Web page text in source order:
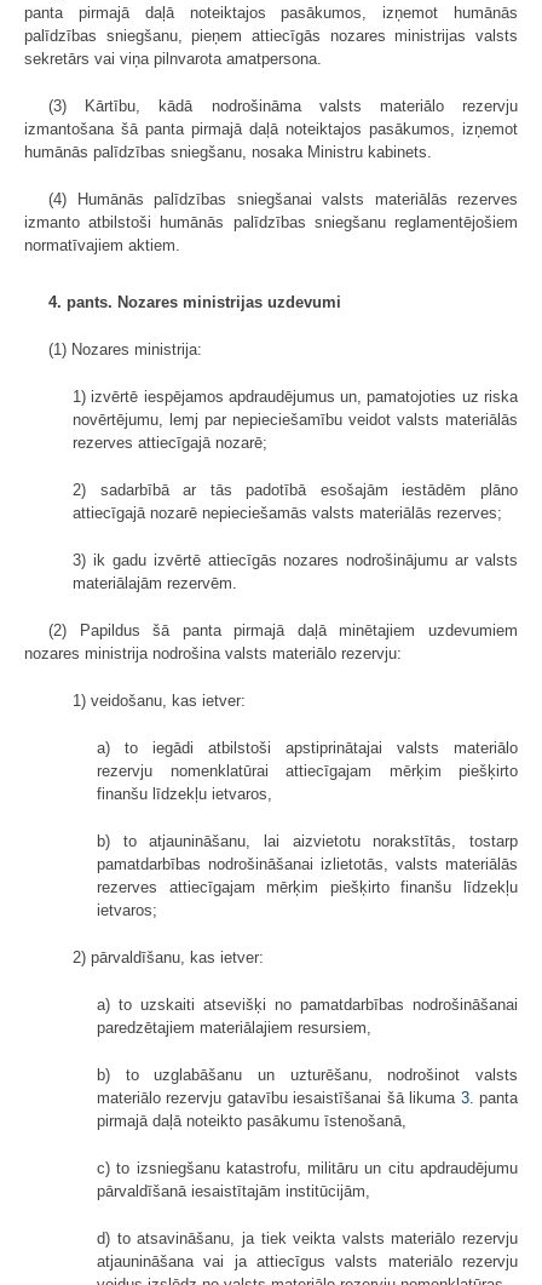
panta pirmajā daļā noteiktajos pasākumos, izņemot humānās
palīdzības sniegšanu, pieņem attiecīgās nozares ministrijas valsts
sekretārs vai viņa pilnvarota amatpersona.
(3) Kārtību, kādā nodrošināma valsts materiālo rezervju
izmantošana šā panta pirmajā daļā noteiktajos pasākumos, izņemot
humānās palīdzības sniegšanu, nosaka Ministru kabinets.
(4) Humānās palīdzības sniegšanai valsts materiālās rezerves
izmanto atbilstoši humānās palīdzības sniegšanu reglamentējošiem
normatīvajiem aktiem.
4. pants. Nozares ministrijas uzdevumi
(1) Nozares ministrija:
1) izvērtē iespējamos apdraudējumus un, pamatojoties uz riska
novērtējumu, lemj par nepieciešamību veidot valsts materiālās
rezerves attiecīgajā nozarē;
2) sadarbībā ar tās padotībā esošajām iestādēm plāno
attiecīgajā nozarē nepieciešamās valsts materiālās rezerves;
3) ik gadu izvērtē attiecīgās nozares nodrošinājumu ar valsts
materiālajām rezervēm.
(2) Papildus šā panta pirmajā daļā minētajiem uzdevumiem
nozares ministrija nodrošina valsts materiālo rezervju:
1) veidošanu, kas ietver:
a) to iegādi atbilstoši apstiprinātajai valsts materiālo
rezervju nomenklatūrai attiecīgajam mērķim piešķirto
finanšu līdzekļu ietvaros,
b) to atjaunināšanu, lai aizvietotu norakstītās, tostarp
pamatdarbības nodrošināšanai izlietotās, valsts materiālās
rezerves attiecīgajam mērķim piešķirto finanšu līdzekļu
ietvaros;
2) pārvaldīšanu, kas ietver:
a) to uzskaiti atsevišķi no pamatdarbības nodrošināšanai
paredzētajiem materiālajiem resursiem,
b) to uzglabāšanu un uzturēšanu, nodrošinot valsts
materiālo rezervju gatavību iesaistīšanai šā likuma 3. panta
pirmajā daļā noteikto pasākumu īstenošanā,
c) to izsniegšanu katastrofu, militāru un citu apdraudējumu
pārvaldīšanā iesaistītajām institūcijām,
d) to atsavināšanu, ja tiek veikta valsts materiālo rezervju
atjaunināšana vai ja attiecīgus valsts materiālo rezervju